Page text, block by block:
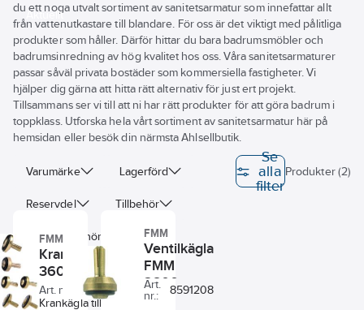
Aktuellt
du ett noga utvalt sortiment av sanitetsarmatur som innefattar allt
från vattenutkastare till blandare. För oss är det viktigt med pålitliga
produkter som håller. Därför hittar du bara badrumsmöbler och
badrumsinredning av hög kvalitet hos oss. Våra sanitetsarmaturer
passar såväl privata bostäder som kommersiella fastigheter. Vi
hjälper dig gärna att hitta rätt alternativ för just ert projekt.
Tillsammans ser vi till att ni har rätt produkter för att göra badrum i
toppklass. Utforska hela vårt sortiment av sanitetsarmatur här på
hemsidan eller besök din närmsta Ahlsellbutik.
Varumärke Lagerförd
Reservdel Tillbehör
Typ av tillbehör/reservdel
Se
alla
filter
Produkter (2)
FMM
Krankäglor FMM
3600, FMM
Art. nr.:
8913410
Krankägla till FMM
FMM
Ventilkägla
FMM
3600-
1040, FMM
Art.
nr.:
8591208